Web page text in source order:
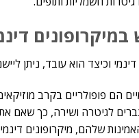
וכיצד הוא עובד, ניתן
הם פופולריים בקרב
לגיטרה ושירה, כך שאם